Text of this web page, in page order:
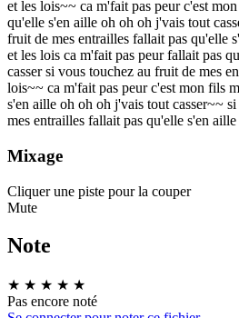
et les lois~~ ca m'fait pas peur c'est
qu'elle s'en aille oh oh oh j'vais tout
fruit de mes entrailles fallait pas qu'elle
et les lois ca m'fait pas peur fallait pas
casser si vous touchez au fruit de mes
lois~~ ca m'fait pas peur c'est mon fils
s'en aille oh oh oh j'vais tout casser~~
mes entrailles fallait pas qu'elle s'en aille
Mixage
Cliquer une piste pour la couper
Mute
Note
★ ★ ★ ★ ★
Pas encore noté